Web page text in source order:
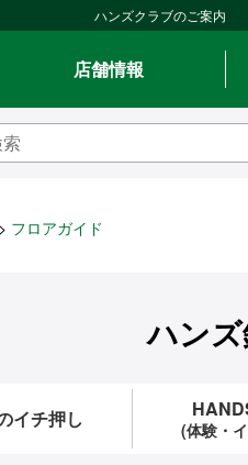
ハンズクラブのご案内
店舗情報
フロアガイド
ハン
イチ押し (体験・